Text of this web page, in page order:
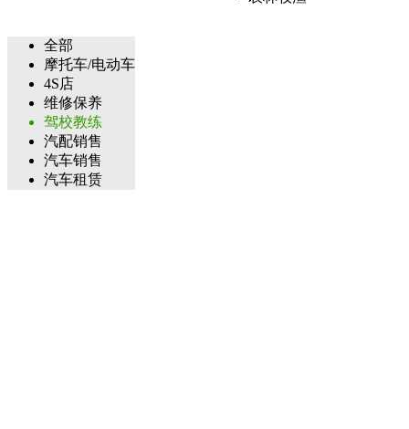
全部
摩托车/电动车
4S店
维修保养
驾校教练
汽配销售
汽车销售
汽车租赁